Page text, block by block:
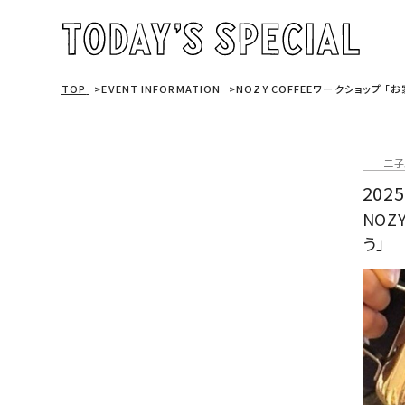
TOP EVENT INFORMATION NOZY COFFEEワークショップ 「
二
う」